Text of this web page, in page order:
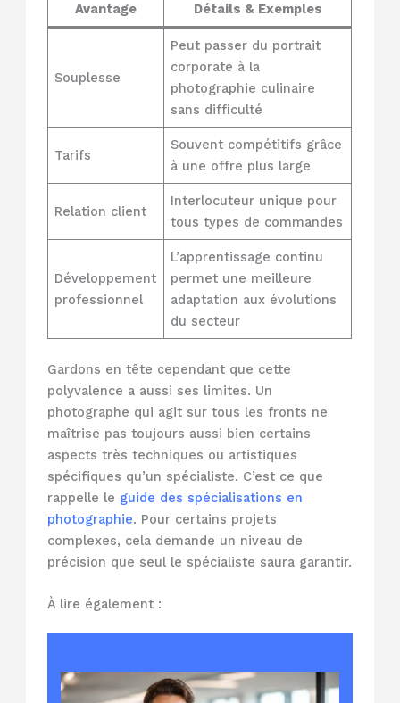
Avantage Détails & Exemples
Souplesse
Peut passer du portrait
corporate à la
photographie culinaire
sans difficulté
Tarifs
Souvent compétitifs grâce
à une offre plus large
Relation client
Interlocuteur unique pour
tous types de commandes
Développement
professionnel
L’apprentissage continu
permet une meilleure
adaptation aux évolutions
du secteur
Gardons en tête cependant que cette
polyvalence a aussi ses limites. Un
photographe qui agit sur tous les fronts ne
maîtrise pas toujours aussi bien certains
aspects très techniques ou artistiques
spécifiques qu’un spécialiste. C’est ce que
rappelle le guide des spécialisations en
photographie. Pour certains projets
complexes, cela demande un niveau de
précision que seul le spécialiste saura garantir.
À lire également :